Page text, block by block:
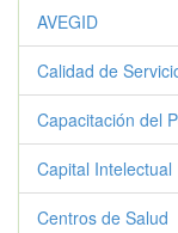
AVEGID
Calidad de
Capacitación del
Capital Intelectual
Centros de Salud